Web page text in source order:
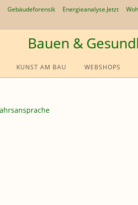
Gebäudeforensik Energieanalyse.Jetzt
Bauen &
KUNST AM BAU WEBSHOPS